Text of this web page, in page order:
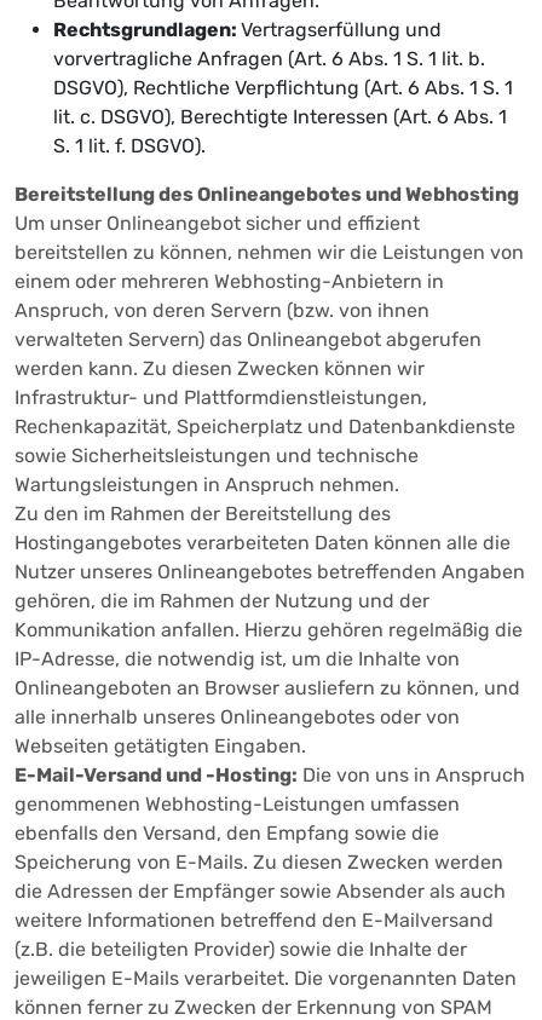
Rechtsgrundlagen: Vertragserfüllung und
vorvertragliche Anfragen (Art. 6 Abs. 1 S. 1 lit. b.
DSGVO), Rechtliche Verpflichtung (Art. 6 Abs. 1 S. 1
lit. c. DSGVO), Berechtigte Interessen (Art. 6 Abs. 1
S. 1 lit. f. DSGVO).
Bereitstellung des Onlineangebotes und Webhosting
Um unser Onlineangebot sicher und effizient
bereitstellen zu können, nehmen wir die Leistungen von
einem oder mehreren Webhosting-Anbietern in
Anspruch, von deren Servern (bzw. von ihnen
verwalteten Servern) das Onlineangebot abgerufen
werden kann. Zu diesen Zwecken können wir
Infrastruktur- und Plattformdienstleistungen,
Rechenkapazität, Speicherplatz und Datenbankdienste
sowie Sicherheitsleistungen und technische
Wartungsleistungen in Anspruch nehmen.
Zu den im Rahmen der Bereitstellung des
Hostingangebotes verarbeiteten Daten können alle die
Nutzer unseres Onlineangebotes betreffenden Angaben
gehören, die im Rahmen der Nutzung und der
Kommunikation anfallen. Hierzu gehören regelmäßig die
IP-Adresse, die notwendig ist, um die Inhalte von
Onlineangeboten an Browser ausliefern zu können, und
alle innerhalb unseres Onlineangebotes oder von
Webseiten getätigten Eingaben.
E-Mail-Versand und -Hosting: Die von uns in Anspruch
genommenen Webhosting-Leistungen umfassen
ebenfalls den Versand, den Empfang sowie die
Speicherung von E-Mails. Zu diesen Zwecken werden
die Adressen der Empfänger sowie Absender als auch
weitere Informationen betreffend den E-Mailversand
(z.B. die beteiligten Provider) sowie die Inhalte der
jeweiligen E-Mails verarbeitet. Die vorgenannten Daten
können ferner zu Zwecken der Erkennung von SPAM